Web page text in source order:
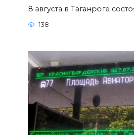
8 августа в Таганроге
138